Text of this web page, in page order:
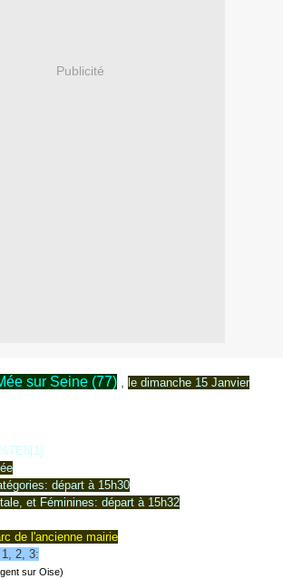
Publicité
sur Seine (77)
le dimanche 15 Janvier
départ à 15h30
et Féminines: départ à 15h32
de l'ancienne mairie
2, 3:
sur Oise)